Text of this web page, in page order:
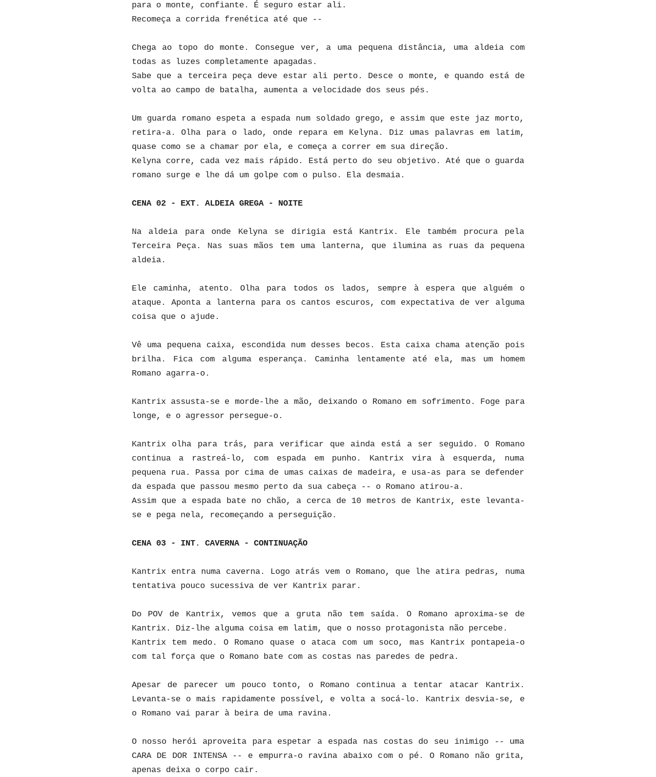
para o monte, confiante. É seguro estar ali.
Recomeça a corrida frenética até que --
Chega ao topo do monte. Consegue ver, a uma pequena distância, uma aldeia com
todas as luzes completamente apagadas.
Sabe que a terceira peça deve estar ali perto. Desce o monte, e quando está de
volta ao campo de batalha, aumenta a velocidade dos seus pés.
Um guarda romano espeta a espada num soldado grego, e assim que este jaz morto,
retira-a. Olha para o lado, onde repara em Kelyna. Diz umas palavras em latim,
quase como se a chamar por ela, e começa a correr em sua direção.
Kelyna corre, cada vez mais rápido. Está perto do seu objetivo. Até que o guarda
romano surge e lhe dá um golpe com o pulso. Ela desmaia.
CENA 02 - EXT. ALDEIA GREGA - NOITE
Na aldeia para onde Kelyna se dirigia está Kantrix. Ele também procura pela
Terceira Peça. Nas suas mãos tem uma lanterna, que ilumina as ruas da pequena
aldeia.
Ele caminha, atento. Olha para todos os lados, sempre à espera que alguém o
ataque. Aponta a lanterna para os cantos escuros, com expectativa de ver alguma
coisa que o ajude.
Vê uma pequena caixa, escondida num desses becos. Esta caixa chama atenção pois
brilha. Fica com alguma esperança. Caminha lentamente até ela, mas um homem
Romano agarra-o.
Kantrix assusta-se e morde-lhe a mão, deixando o Romano em sofrimento. Foge para
longe, e o agressor persegue-o.
Kantrix olha para trás, para verificar que ainda está a ser seguido. O Romano
continua a rastreá-lo, com espada em punho. Kantrix vira à esquerda, numa
pequena rua. Passa por cima de umas caixas de madeira, e usa-as para se defender
da espada que passou mesmo perto da sua cabeça -- o Romano atirou-a.
Assim que a espada bate no chão, a cerca de 10 metros de Kantrix, este levanta-
se e pega nela, recomeçando a perseguição.
CENA 03 - INT. CAVERNA - CONTINUAÇÃO
Kantrix entra numa caverna. Logo atrás vem o Romano, que lhe atira pedras, numa
tentativa pouco sucessiva de ver Kantrix parar.
Do POV de Kantrix, vemos que a gruta não tem saída. O Romano aproxima-se de
Kantrix. Diz-lhe alguma coisa em latim, que o nosso protagonista não percebe.
Kantrix tem medo. O Romano quase o ataca com um soco, mas Kantrix pontapeia-o
com tal força que o Romano bate com as costas nas paredes de pedra.
Apesar de parecer um pouco tonto, o Romano continua a tentar atacar Kantrix.
Levanta-se o mais rapidamente possível, e volta a socá-lo. Kantrix desvia-se, e
o Romano vai parar à beira de uma ravina.
O nosso herói aproveita para espetar a espada nas costas do seu inimigo -- uma
CARA DE DOR INTENSA -- e empurra-o ravina abaixo com o pé. O Romano não grita,
apenas deixa o corpo cair.